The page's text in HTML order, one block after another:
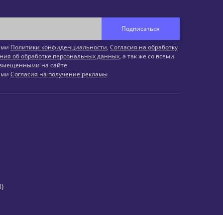
Подписаться
Политики конфиденциальности, Согласия на обработку
об обработке персональных данных, а так же со всеми
на сайте
Согласия на получение рекламы